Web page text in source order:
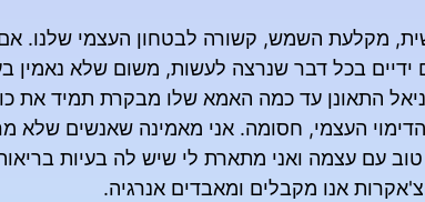
מקלעת השמש, קשורה לבטחון העצמי שלנו. אם
ידיים בכל דבר שנרצה לעשות, משום שלא נאמין
התאונן עד כמה האמא שלו מבקרת תמיד את
העצמי, חסומה. אני מאמינה שאנשים
עם עצמה ואני מתארת לי שיש לה בעיות
אנו מקבלים ומאבדים אנרגיה.